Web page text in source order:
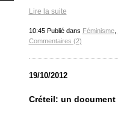
Lire la suite
10:45 Publié dans Féminisme,
Commentaires (2)
19/10/2012
Créteil: un